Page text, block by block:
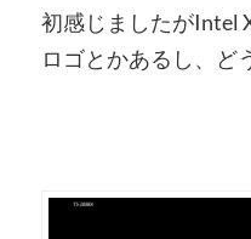
初感じましたがIntel
ロゴとかあるし、ど